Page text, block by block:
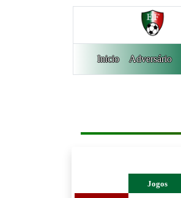
Inicio Adversário
Jogos